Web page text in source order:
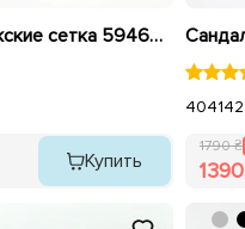
Кроссовки мужские сетка 594642 Черные
Купить
404142
1790 ₴